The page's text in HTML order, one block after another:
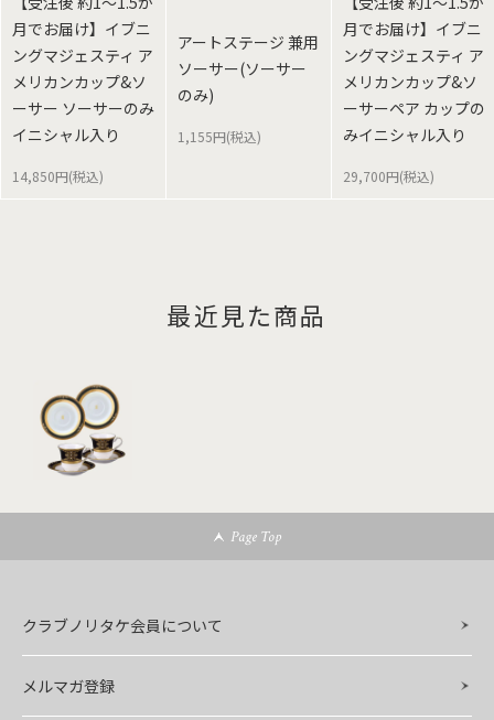
月でお届け】イブニ
ングマジェスティ ア
メリカンカップ&ソ
ーサー ソーサーのみ
イニシャル入り
14,850円(税込)
アートステージ 兼用
ソーサー(ソーサー
のみ)
1,155円(税込)
月でお届け】イブニ
ングマジェスティ ア
メリカンカップ&ソ
ーサーペア カップの
みイニシャル入り
29,700円(税込)
最近見た商品
Page Top
クラブノリタケ会員について
メルマガ登録